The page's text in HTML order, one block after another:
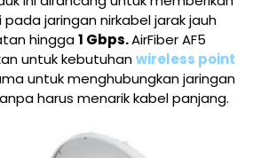
jaringan nirkabel jarak jauh
hingga1 Gbps.AirFiber AF5
untuk kebutuhanwireless point
untuk menghubungkan jaringan
harus menarik kabel panjang.